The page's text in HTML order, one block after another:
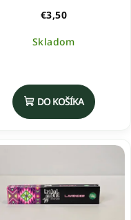
€3,50
Skladom
DO KOŠÍKA